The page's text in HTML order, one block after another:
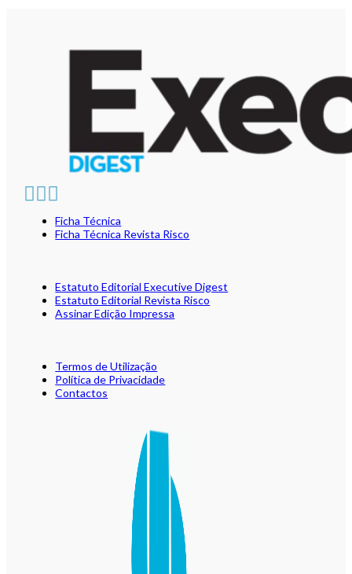
Ficha Técnica
Ficha Técnica Revista Risco
Estatuto Editorial Executive Digest
Estatuto Editorial Revista Risco
Assinar Edição Impressa
Termos de Utilização
Política de Privacidade
Contactos